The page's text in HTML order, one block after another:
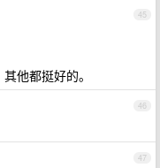
45
他都挺好的。
46
47